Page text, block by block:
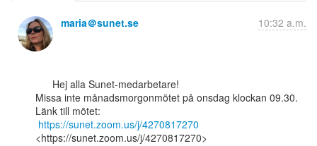
maria＠sunet.se 10:32 a.m.
Missa inte månadsmorgonmötet på onsdag klockan 09.30.
Länk till mötet:
https://sunet.zoom.us/j/4270817270
<https://sunet.zoom.us/j/4270817270>